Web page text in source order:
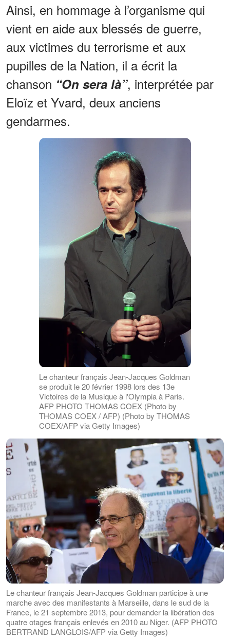
Ainsi, en hommage à l’organisme qui
vient en aide aux blessés de guerre,
aux victimes du terrorisme et aux
pupilles de la Nation, il a écrit la
chanson “On sera là”, interprétée par
Eloïz et Yvard, deux anciens
gendarmes.
Le chanteur français Jean-Jacques Goldman
se produit le 20 février 1998 lors des 13e
Victoires de la Musique à l'Olympia à Paris.
AFP PHOTO THOMAS COEX (Photo by
THOMAS COEX / AFP) (Photo by THOMAS
COEX/AFP via Getty Images)
Le chanteur français Jean-Jacques Goldman participe à une
marche avec des manifestants à Marseille, dans le sud de la
France, le 21 septembre 2013, pour demander la libération des
quatre otages français enlevés en 2010 au Niger. (AFP PHOTO
BERTRAND LANGLOIS/AFP via Getty Images)